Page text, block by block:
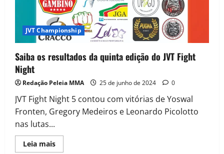
JVT Championship
Saiba os resultados da quinta edição do JVT Fight
Night
Redação Peleia MMA 25 de junho de 2024 0
JVT Fight Night 5 contou com vitórias de Yoswal
Fronten, Gregory Medeiros e Leonardo Picolotto
nas lutas...
Leia mais